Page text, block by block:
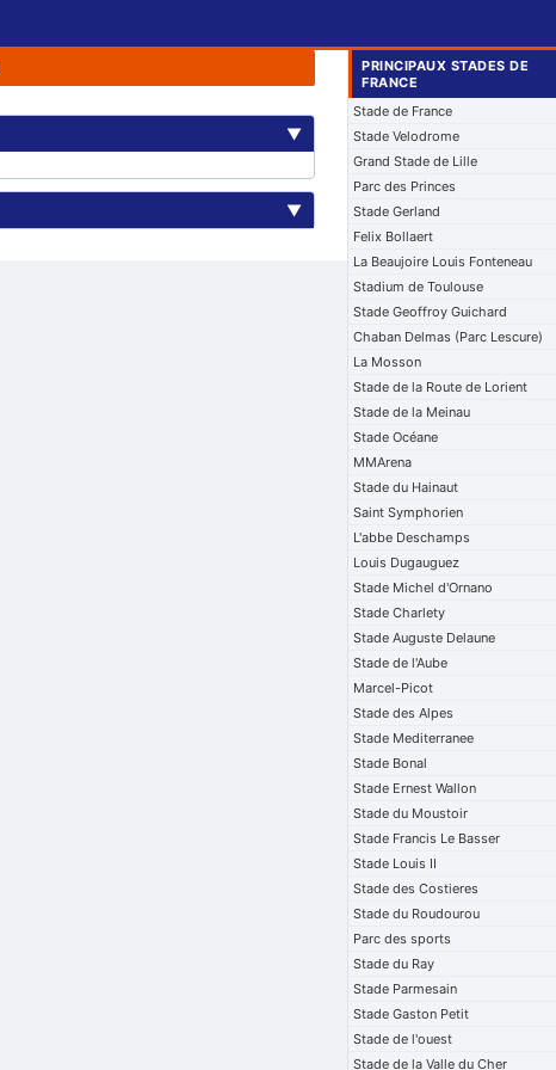
▼
▼
PRINCIPAUX STADES DE
FRANCE
Stade de France
Stade Velodrome
Grand Stade de Lille
Parc des Princes
Stade Gerland
Felix Bollaert
La Beaujoire Louis Fonteneau
Stadium de Toulouse
Stade Geoffroy Guichard
Chaban Delmas (Parc Lescure)
La Mosson
Stade de la Route de Lorient
Stade de la Meinau
Stade Océane
MMArena
Stade du Hainaut
Saint Symphorien
L'abbe Deschamps
Louis Dugauguez
Stade Michel d'Ornano
Stade Charlety
Stade Auguste Delaune
Stade de l'Aube
Marcel-Picot
Stade des Alpes
Stade Mediterranee
Stade Bonal
Stade Ernest Wallon
Stade du Moustoir
Stade Francis Le Basser
Stade Louis II
Stade des Costieres
Stade du Roudourou
Parc des sports
Stade du Ray
Stade Parmesain
Stade Gaston Petit
Stade de l'ouest
Stade de la Valle du Cher